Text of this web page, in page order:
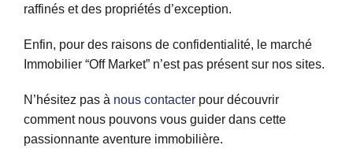
raffinés et des propriétés d’exception.
Enfin, pour des raisons de confidentialité, le marché
Immobilier “Off Market” n’est pas présent sur nos sites.
N’hésitez pas à nous contacter pour découvrir
comment nous pouvons vous guider dans cette
passionnante aventure immobilière.